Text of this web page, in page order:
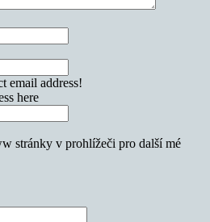
email address!
here
stránky v prohlížeči pro další mé